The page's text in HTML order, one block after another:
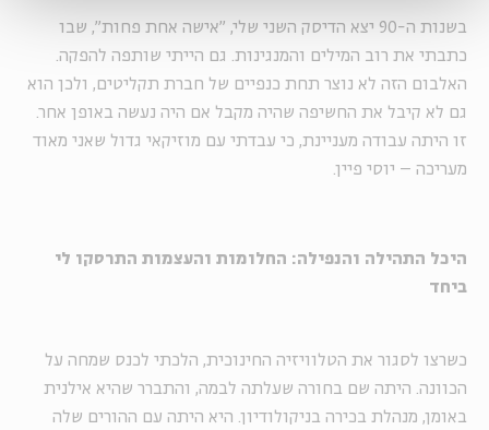
בשנות ה-90 יצא הדיסק השני שלי, "אישה אחת פחות", שבו
כתבתי את רוב המילים והמנגינות. גם הייתי שותפה להפקה.
האלבום הזה לא נוצר תחת כנפיים של חברת תקליטים, ולכן הוא
גם לא קיבל את החשיפה שהיה מקבל אם היה נעשה באופן אחר.
זו היתה עבודה מעניינת, כי עבדתי עם מוזיקאי גדול שאני מאוד
מעריכה – יוסי פיין.
היכל התהילה והנפילה: החלומות והעצמות התרסקו לי
ביחד
כשרצו לסגור את הטלוויזיה החינוכית, הלכתי לכנס שמחה על
הכוונה. היתה שם בחורה שעלתה לבמה, והתברר שהיא אילנית
באומן, מנהלת בכירה בניקולודיון. היא היתה עם ההורים שלה